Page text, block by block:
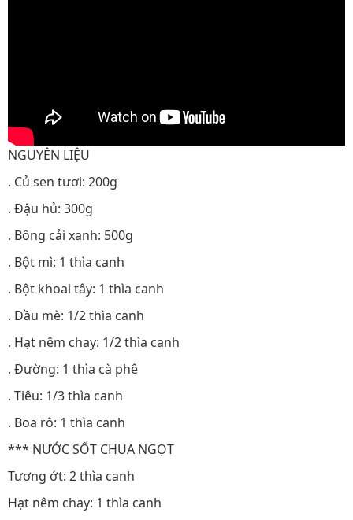
NGUYÊN LIỆU
. Củ sen tươi: 200g
. Đậu hủ: 300g
. Bông cải xanh: 500g
. Bột mì: 1 thìa canh
. Bột khoai tây: 1 thìa canh
. Dầu mè: 1/2 thìa canh
. Hạt nêm chay: 1/2 thìa canh
. Đường: 1 thìa cà phê
. Tiêu: 1/3 thìa canh
. Boa rô: 1 thìa canh
*** NƯỚC SỐT CHUA NGỌT
Tương ớt: 2 thìa canh
Hạt nêm chay: 1 thìa canh